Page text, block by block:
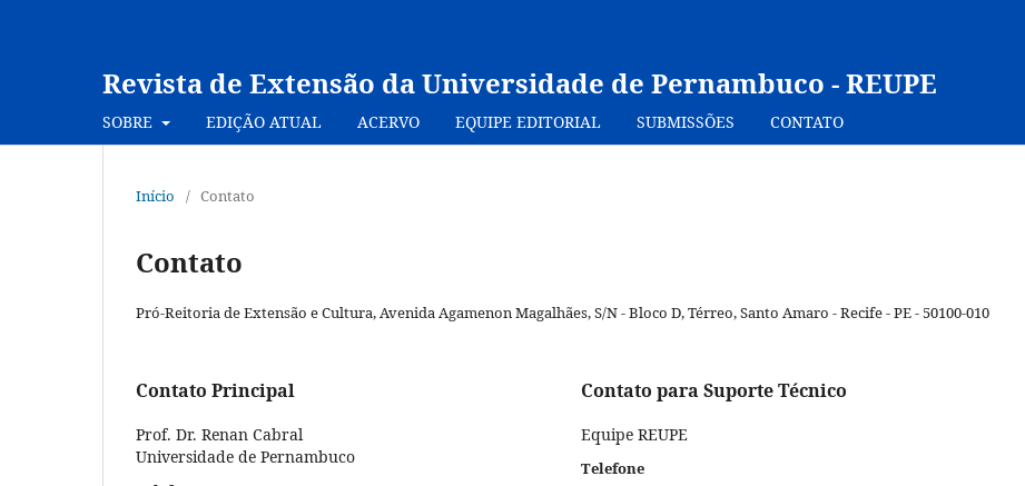
Revista de Extensão da Universidade de Pernambuco - REUPE
SOBRE EDIÇÃO ATUAL ACERVO EQUIPE EDITORIAL SUBMISSÕES CONTATO
Início / Contato
Contato
Pró-Reitoria de Extensão e Cultura, Avenida Agamenon Magalhães, S/N - Bloco D, Térreo, Santo Amaro - Recife - PE - 50100-010
Contato Principal
Prof. Dr. Renan Cabral
Universidade de Pernambuco
Contato para Suporte Técnico
Equipe REUPE
Telefone